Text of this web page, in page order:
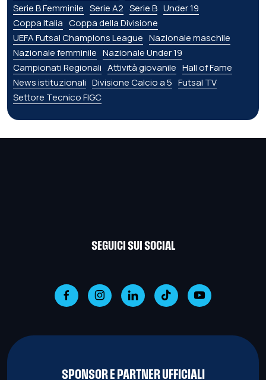
Serie B Femminile Serie A2 Serie B Under 19
Coppa Italia Coppa della Divisione
UEFA Futsal Champions League Nazionale maschile
Nazionale femminile Nazionale Under 19
Campionati Regionali Attività giovanile Hall of Fame
News istituzionali Divisione Calcio a 5 Futsal TV
Settore Tecnico FIGC
SEGUICI SUI SOCIAL
SPONSOR E PARTNER UFFICIALI